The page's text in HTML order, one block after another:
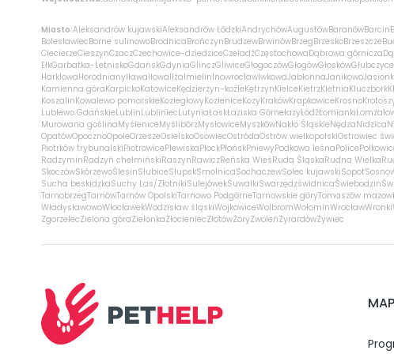
Miasto:Aleksandrów kujawskiAleksandrów ŁódzkiAndrychówAugustówBaranówBarcin
BolesławiecBorne sulinowoBrodnicaBrończynBrudzewBrwinówBrzegBrzeskoBrzeszcze
CiecierzeCieszynCzaczCzechowice-dziedziceCzeladźCzęstochowaDąbrowa górnicza
EłkGarbatka-LetniskoGdańskGdyniaGlinczGliwiceGłogoczówGłogówGłoskówGłubczyce
HarklowaHorodnianyIławaIłowaIłżaImielinInowrocławIwkowaJabłonnaJanikowo
Kamienna góraKarpickoKatowiceKędzierzyn-koźleKętrzynKielceKietrzKletniaKluczbork
KoszalinKowalewo pomorskieKoziegłowyKozieniceKozyKrakówKrapkowiceKrosno
Lublewo GdańskieLublinLubliniecLutyniaŁaskŁaziska GórnełazyŁódźŁomiankiŁomża
Murowana goślinaMyśleniceMyślibórzMysłowiceMyszkówNakło ŚląskieNędzaNidzica
OpatówOpocznoOpoleOrzeszeOsielskoOsowiecOstródaOstrów wielkopolskiOstrowiec
Piotrków trybunalskiPiotrowicePlewiskaPłockPłońskPniewyPodkowa leśnaPolice
RadzyminRadzyń chełmińskiRaszynRawiczReńska WieśRuda ŚląskaRudna Wielka
SkoczówSkórzewoŚlesinSłubiceSłupskSmolnicaSochaczewSolec kujawskiSopot
Sucha beskidzkaSuchy Las/ZłotnikiSulejówekSuwałkiSwarzędzświdnicaŚwiebodzin
TarnobrzegTarnówTarnów OpolskiTarnowo PodgórneTarnowskie góryTomaszów
WładysławowoWłocławekWodzisław śląskiWojkowiceWolbromWołominWrocławWronki
ZgorzelecZielona góraZielonkaZłocieniecZłotówŻoryZwoleńŻyrardówŻywiec